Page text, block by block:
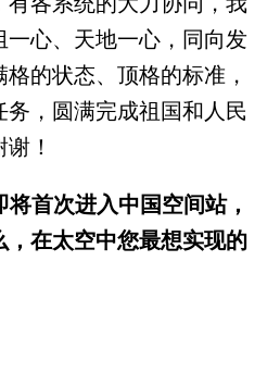
一心、天地一心，同向发
的状态、顶格的标准，
，圆满完成祖国和人民
！
将首次进入中国空间站，
，在太空中您最想实现的